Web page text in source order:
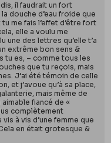
il faudrait un fort
douche d’eau froide que
me fais l’effet d’être fort
elle a voulu me
une des lettres qu’elle t’a
extrême bon sens &
tu es, – comme tous les
que tu reçois, mais
J’ai été témoin de celle
et j’avoue qu’à sa place,
mais même de
fiancé de «
complètement
à vis d’une femme que
en était grotesque &